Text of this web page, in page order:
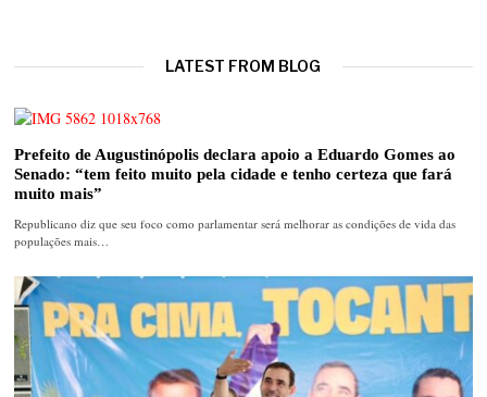
LATEST FROM BLOG
Prefeito de Augustinópolis declara apoio a Eduardo Gomes ao
Senado: “tem feito muito pela cidade e tenho certeza que fará
muito mais”
Republicano diz que seu foco como parlamentar será melhorar as condições de vida das
populações mais…